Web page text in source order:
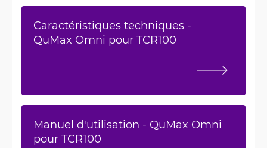
Caractéristiques techniques -
QuMax Omni pour TCR100
Manuel d'utilisation - QuMax Omni
pour TCR100